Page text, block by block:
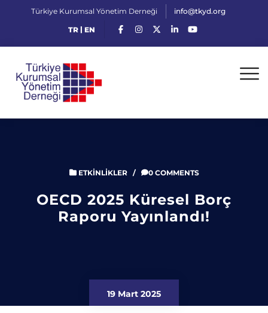
Türkiye Kurumsal Yönetim Derneği info@tkyd.org
TR| EN
ETKINLIKLER/ 0 COMMENTS
OECD 2025 Küresel Borç
Raporu Yayınlandı!
19 Mart 2025